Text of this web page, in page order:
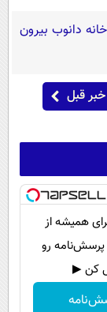
دانوب بیرون
خبر قبل
همیشه از
رو
کن ▶